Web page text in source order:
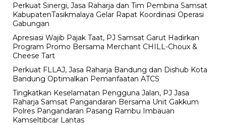
Perkuat Sinergi, Jasa Raharja dan Tim Pembina Samsat
KabupatenTasikmalaya Gelar Rapat Koordinasi Operasi
Gabungan
Apresiasi Wajib Pajak Taat, PJ Samsat Garut Hadirkan
Program Promo Bersama Merchant CHILL-Choux &
Cheese Tart
Perkuat FLLAJ, Jasa Raharja Bandung dan Dishub Kota
Bandung Optimalkan Pemanfaatan ATCS
Tingkatkan Keselamatan Pengguna Jalan, PJ Jasa
Raharja Samsat Pangandaran Bersama Unit Gakkum
Polres Pangandaran Pasang Rambu Imbauan
Kamseltibcar Lantas